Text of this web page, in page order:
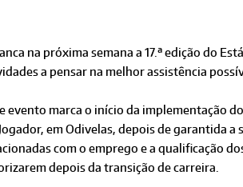
na próxima semana a 17.ª edição do
a pensar na melhor assistência
evento marca o início da implementação
em Odivelas, depois de garantida
com o emprego e a qualificação
depois da transição de carreira.